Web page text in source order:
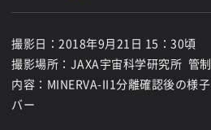
撮影日：2018年9月21日 15：30頃
撮影場所：JAXA宇宙科学研究所 管
内容：MINERVA-II1分離確認後の様
バー